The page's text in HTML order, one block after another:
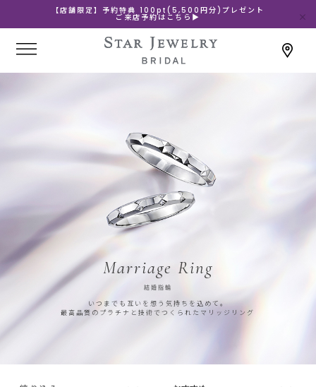
【店舗限定】予約特典 100pt(5,500円分)プレゼント
ご来店予約はこちら▶
Marriage Ring
結婚指輪
いつまでも互いを想う気持ちを込めて。
最高品質のプラチナと技術でつくられたマリッジリング